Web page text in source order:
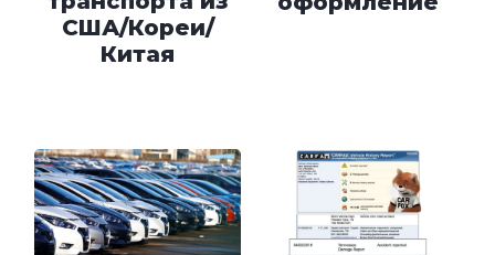
США/Кореи/
Китая